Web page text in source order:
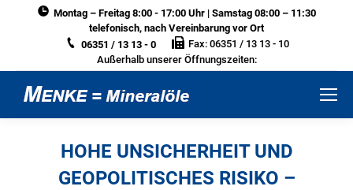
Montag – Freitag 8:00 - 17:00 Uhr | Samstag 08:00 – 11:30
telefonisch, nach Vereinbarung vor Ort
06351 / 13 13 - 0
Fax: 06351 / 13 13 - 10
Außerhalb unserer Öffnungszeiten:
HOHE UNSICHERHEIT UND
GEOPOLITISCHES RISIKO –